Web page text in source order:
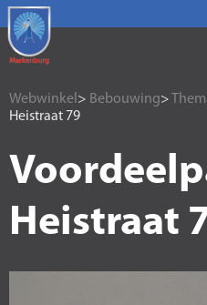
Webwinkel > Bebouwing>
Heistraat 79
Heistraat